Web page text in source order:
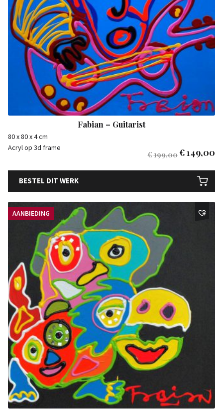
Fabian – Guitarist
80 x 80 x 4 cm
Acryl op 3d frame
€199,00€149,00
BESTEL DIT WERK
AANBIEDING